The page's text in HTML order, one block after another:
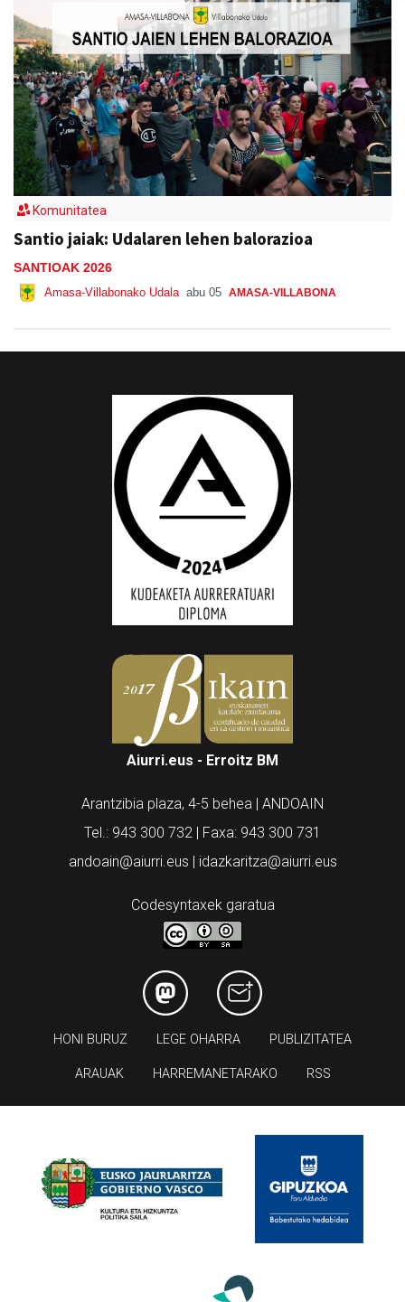
Komunitatea
Santio jaiak: Udalaren lehen balorazioa
SANTIOAK 2026
Amasa-Villabonako Udala abu 05 AMASA-VILLABONA
Aiurri.eus - Erroitz BM
Arantzibia plaza, 4-5 behea | ANDOAIN
Tel.: 943 300 732 | Faxa: 943 300 731
andoain@aiurri.eus | idazkaritza@aiurri.eus
Codesyntaxek garatua
HONI BURUZ LEGE OHARRA PUBLIZITATEA
ARAUAK HARREMANETARAKO RSS